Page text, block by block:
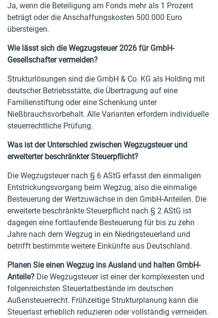
Ja, wenn die Beteiligung am Fonds mehr als 1 Prozent
beträgt oder die Anschaffungskosten 500.000 Euro
übersteigen.
Wie lässt sich die Wegzugsteuer 2026 für GmbH-
Gesellschafter vermeiden?
Strukturlösungen sind die GmbH & Co. KG als Holding mit
deutscher Betriebsstätte, die Übertragung auf eine
Familienstiftung oder eine Schenkung unter
Nießbrauchsvorbehalt. Alle Varianten erfordern individuelle
steuerrechtliche Prüfung.
Was ist der Unterschied zwischen Wegzugsteuer und
erweiterter beschränkter Steuerpflicht?
Die Wegzugsteuer nach § 6 AStG erfasst den einmaligen
Entstrickungsvorgang beim Wegzug, also die einmalige
Besteuerung der Wertzuwächse in den GmbH-Anteilen. Die
erweiterte beschränkte Steuerpflicht nach § 2 AStG ist
dagegen eine fortlaufende Besteuerung für bis zu zehn
Jahre nach dem Wegzug in ein Niedrigsteuerland und
betrifft bestimmte weitere Einkünfte aus Deutschland.
Planen Sie einen Wegzug ins Ausland und halten GmbH-
Anteile? Die Wegzugsteuer ist einer der komplexesten und
folgenreichsten Steuertatbestände im deutschen
Außensteuerrecht. Frühzeitige Strukturplanung kann die
Steuerlast erheblich reduzieren oder vollständig vermeiden.